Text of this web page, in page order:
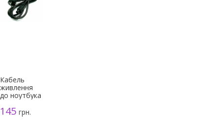
Кабель
живлення
до ноутбука
контактний
(мікімаус),
145 грн.